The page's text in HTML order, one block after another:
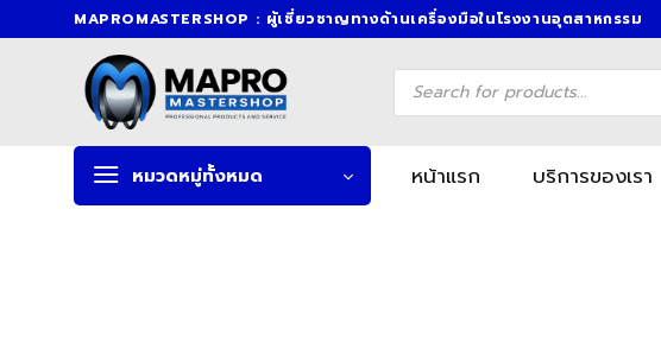
to
MAPROMASTERSHOP : ผู้เชี่ยวชาญทางด้านเครื่องมือในโรงงานอุตสาหกรรม
Products
search
หมวดหมู่ทั้งหมด หน้าแรก บริการของเรา